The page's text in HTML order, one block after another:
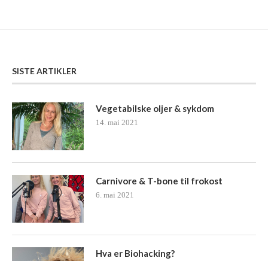
SISTE ARTIKLER
Vegetabilske oljer & sykdom
14. mai 2021
Carnivore & T-bone til frokost
6. mai 2021
Hva er Biohacking?